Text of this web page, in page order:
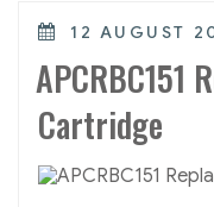
POSTED
12 AUGUST
APCRBC151
Cartridge